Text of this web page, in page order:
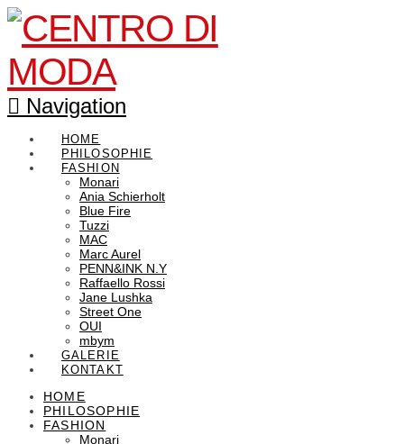
Navigation
HOME
PHILOSOPHIE
FASHION
Monari
Ania Schierholt
Blue Fire
Tuzzi
MAC
Marc Aurel
PENN&INK N.Y
Raffaello Rossi
Jane Lushka
Street One
OUI
mbym
GALERIE
KONTAKT
HOME
PHILOSOPHIE
FASHION
Monari